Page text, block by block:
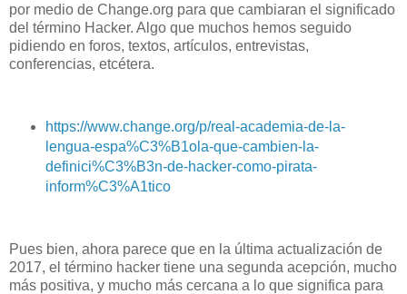
por medio de Change.org para que cambiaran el significado
del término Hacker. Algo que muchos hemos seguido
pidiendo en foros, textos, artículos, entrevistas,
conferencias, etcétera.
https://www.change.org/p/real-academia-de-la-
lengua-espa%C3%B1ola-que-cambien-la-
definici%C3%B3n-de-hacker-como-pirata-
inform%C3%A1tico
Pues bien, ahora parece que en la última actualización de
2017, el término hacker tiene una segunda acepción, mucho
más positiva, y mucho más cercana a lo que significa para